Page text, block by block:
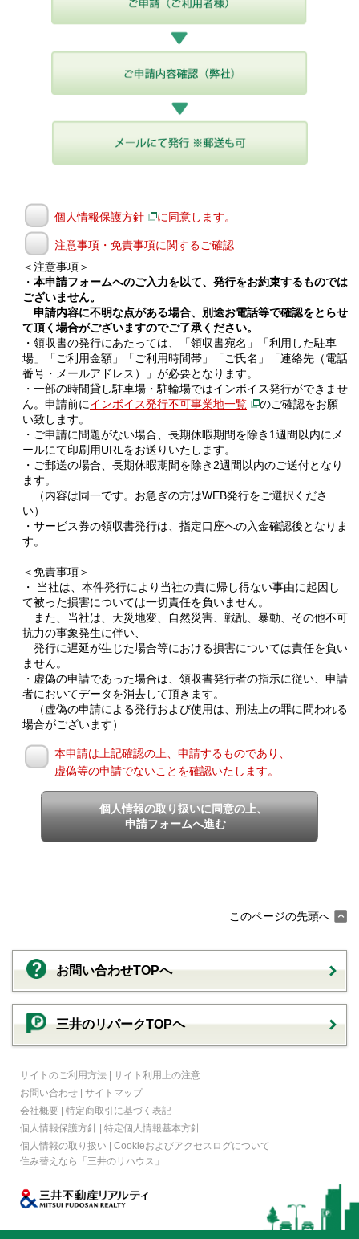
個人情報保護方針 に同意します。
注意事項・免責事項に関するご確認
＜注意事項＞
・ 本申請フォームへのご入力を以て、発行をお約束するものでは
ございません。
申請内容に不明な点がある場合、別途お電話等で確認をとらせ
て頂く場合がございますのでご了承ください。
・領収書の発行にあたっては、「領収書宛名」「利用した駐車
場」「ご利用金額」「ご利用時間帯」「ご氏名」「連絡先（電話
番号・メールアドレス）」が必要となります。
・一部の時間貸し駐車場・駐輪場ではインボイス発行ができませ
ん。申請前にインボイス発行不可事業地一覧
のご確認をお願
い致します。
・ご申請に問題がない場合、長期休暇期間を除き1週間以内にメ
ールにて印刷用URLをお送りいたします。
・ご郵送の場合、長期休暇期間を除き2週間以内のご送付となり
ます。
（内容は同一です。お急ぎの方はWEB発行をご選択くださ
い）
・サービス券の領収書発行は、指定口座への入金確認後となりま
す。
＜免責事項＞
・ 当社は、本件発行により当社の責に帰し得ない事由に起因し
て被った損害については一切責任を負いません。
また、当社は、天災地変、自然災害、戦乱、暴動、その他不可
抗力の事象発生に伴い、
発行に遅延が生じた場合等における損害については責任を負い
ません。
・虚偽の申請であった場合は、領収書発行者の指示に従い、申請
者においてデータを消去して頂きます。
（虚偽の申請による発行および使用は、刑法上の罪に問われる
場合がございます）
本申請は上記確認の上、申請するものであり、
虚偽等の申請でないことを確認いたします。
個人情報の取り扱いに同意の上、
申請フォームへ進む
このページの先頭へ
お問い合わせTOPへ
三井のリパークTOPヘ
サイトのご利用方法 | サイト利用上の注意
お問い合わせ | サイトマップ
会社概要 | 特定商取引に基づく表記
個人情報保護方針 | 特定個人情報基本方針
個人情報の取り扱い | Cookieおよびアクセスログについて
住み替えなら
「三井のリハウス」